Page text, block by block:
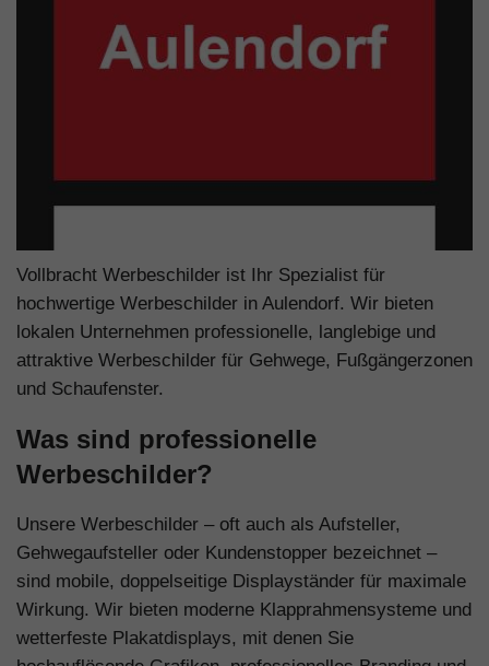
Vollbracht Werbeschilder ist Ihr Spezialist für
hochwertige Werbeschilder in Aulendorf. Wir bieten
lokalen Unternehmen professionelle, langlebige und
attraktive Werbeschilder für Gehwege, Fußgängerzonen
und Schaufenster.
Was sind professionelle
Werbeschilder?
Unsere Werbeschilder – oft auch als Aufsteller,
Gehwegaufsteller oder Kundenstopper bezeichnet –
sind mobile, doppelseitige Displayständer für maximale
Wirkung. Wir bieten moderne Klapprahmensysteme und
wetterfeste Plakatdisplays, mit denen Sie